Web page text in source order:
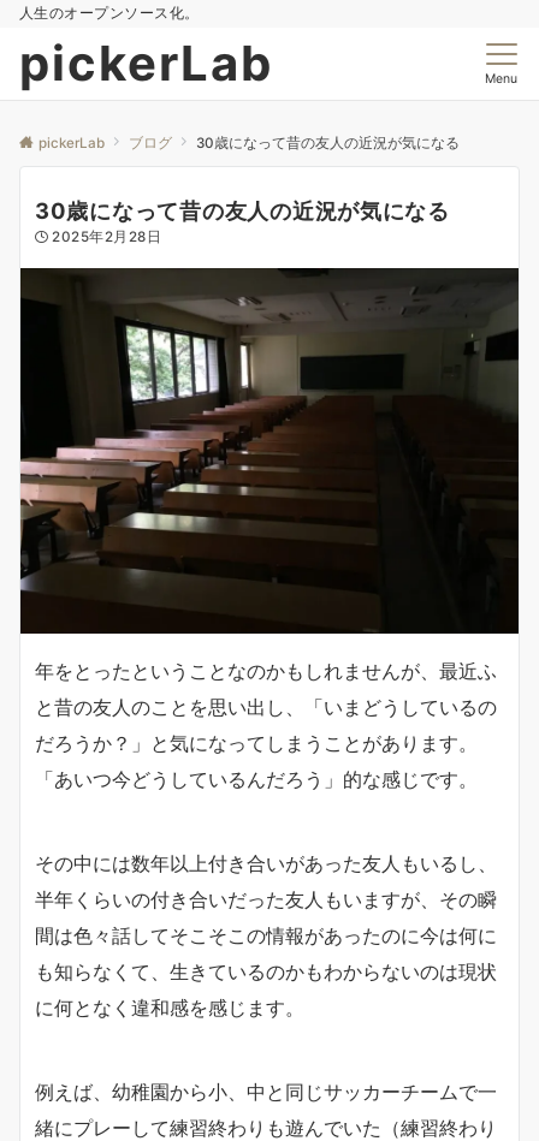
人生のオープンソース化。
pickerLab Menu
pickerLab ブログ 30歳になって昔の友人の近況が気になる
30歳になって昔の友人の近況が気になる
2025年2月28日
年をとったということなのかもしれませんが、最近ふ
と昔の友人のことを思い出し、「いまどうしているの
だろうか？」と気になってしまうことがあります。
「あいつ今どうしているんだろう」的な感じです。
その中には数年以上付き合いがあった友人もいるし、
半年くらいの付き合いだった友人もいますが、その瞬
間は色々話してそこそこの情報があったのに今は何に
も知らなくて、生きているのかもわからないのは現状
に何となく違和感を感じます。
例えば、幼稚園から小、中と同じサッカーチームで一
緒にプレーして練習終わりも遊んでいた（練習終わり